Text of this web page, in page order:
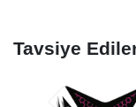
Tavsiye